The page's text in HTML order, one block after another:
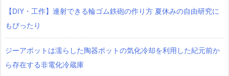
【DIY・工作】連射できる輪ゴム鉄砲の作り方 夏休みの自由研究に
もぴったり
ジーアポットは濡らした陶器ポットの気化冷却を利用した紀元前か
ら存在する非電化冷蔵庫